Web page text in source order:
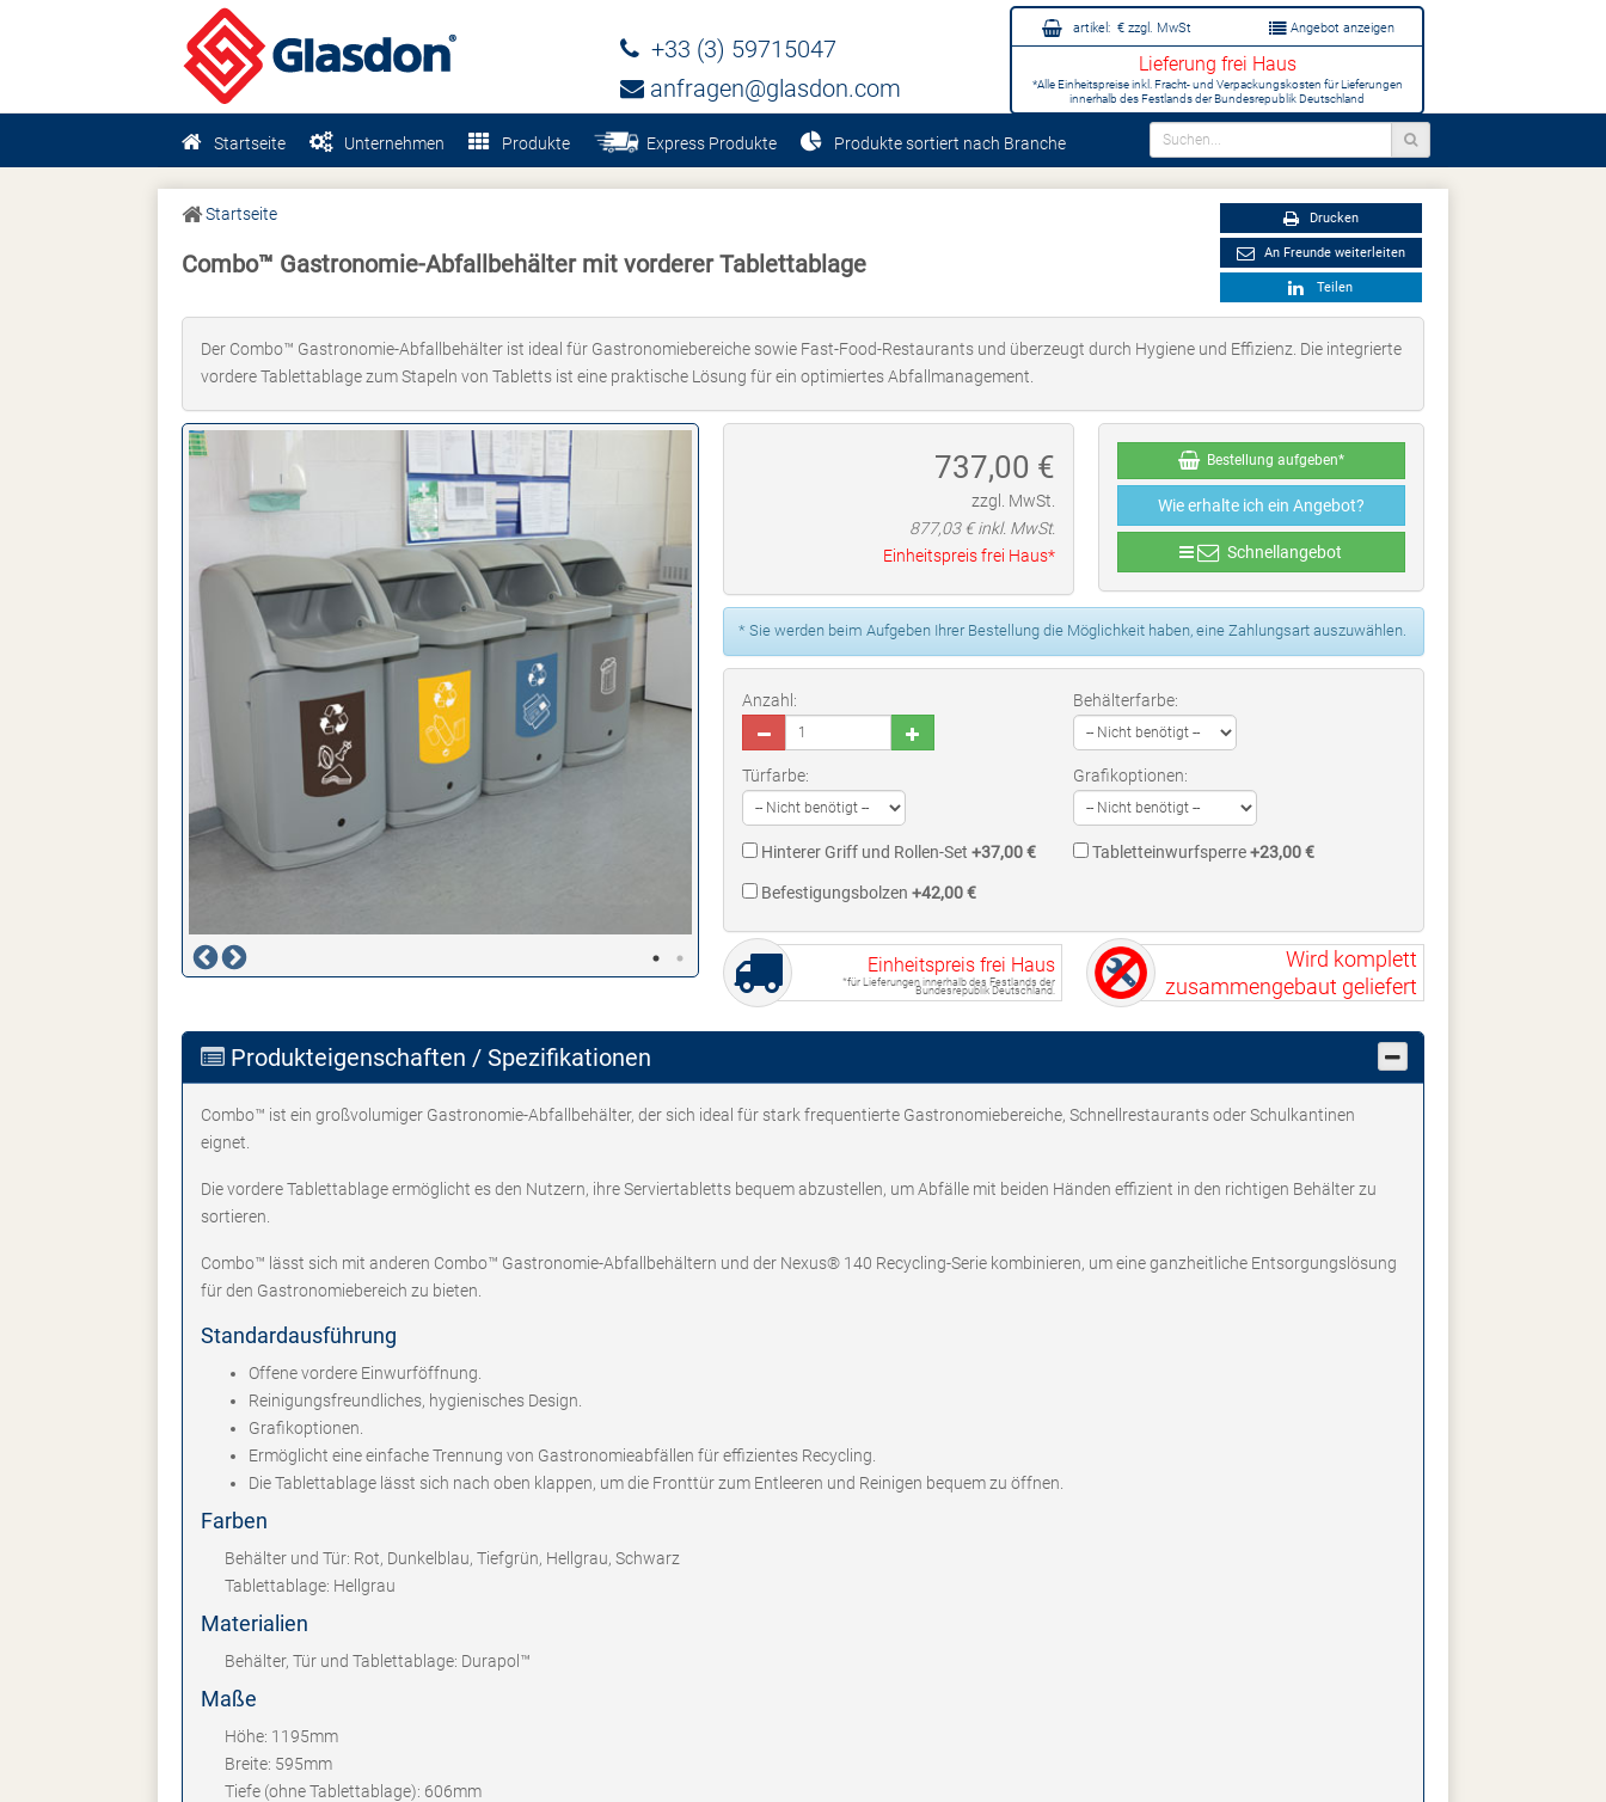
artikel: € zzgl. MwSt Angebot anzeigen
Lieferung frei Haus
*Alle Einheitspreise inkl. Fracht- und Verpackungskosten für Lieferungen
innerhalb des Festlands der Bundesrepublik Deutschland
+33 (3) 59715047
anfragen@glasdon.com
Startseite Unternehmen Produkte Express Produkte Produkte sortiert nach Branche
Startseite
Combo™ Gastronomie-Abfallbehälter mit vorderer Tablettablage
Drucken
An Freunde weiterleiten
Teilen
Der Combo™ Gastronomie-Abfallbehälter ist ideal für Gastronomiebereiche sowie Fast-Food-Restaurants und überzeugt durch Hygiene und Effizienz. Die integrierte
vordere Tablettablage zum Stapeln von Tabletts ist eine praktische Lösung für ein optimiertes Abfallmanagement.
737,00 €
zzgl. MwSt.
877,03€ inkl. MwSt.
Einheitspreis frei Haus*
Bestellung aufgeben*
Wie erhalte ich ein Angebot?
Schnellangebot
* Sie werden beim Aufgeben Ihrer Bestellung die Möglichkeit haben, eine Zahlungsart auszuwählen.
Anzahl: Behälterfarbe:
Türfarbe: Grafikoptionen:
Hinterer Griff und Rollen-Set+37,00 € Tabletteinwurfsperre+23,00 €
Befestigungsbolzen+42,00 €
Einheitspreis frei Haus
*für Lieferungen innerhalb des Festlands der
Bundesrepublik Deutschland.
Wird komplett
zusammengebaut geliefert
Produkteigenschaften / Spezifikationen
Combo™ ist ein großvolumiger Gastronomie-Abfallbehälter, der sich ideal für stark frequentierte Gastronomiebereiche, Schnellrestaurants oder Schulkantinen
eignet.
Die vordere Tablettablage ermöglicht es den Nutzern, ihre Serviertabletts bequem abzustellen, um Abfälle mit beiden Händen effizient in den richtigen Behälter zu
sortieren.
Combo™ lässt sich mit anderen Combo™ Gastronomie-Abfallbehältern und der Nexus® 140 Recycling-Serie kombinieren, um eine ganzheitliche Entsorgungslösung
für den Gastronomiebereich zu bieten.
Standardausführung
Offene vordere Einwurföffnung.
Reinigungsfreundliches, hygienisches Design.
Grafikoptionen.
Ermöglicht eine einfache Trennung von Gastronomieabfällen für effizientes Recycling.
Die Tablettablage lässt sich nach oben klappen, um die Fronttür zum Entleeren und Reinigen bequem zu öffnen.
Farben
Behälter und Tür: Rot, Dunkelblau, Tiefgrün, Hellgrau, Schwarz
Tablettablage: Hellgrau
Materialien
Behälter, Tür und Tablettablage: Durapol™
Maße
Höhe: 1195mm
Breite: 595mm
Tiefe (ohne Tablettablage): 606mm